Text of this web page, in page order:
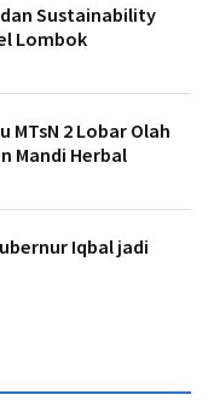
Sustainability
Lombok
MTsN 2 Lobar Olah
Mandi Herbal
Iqbal jadi